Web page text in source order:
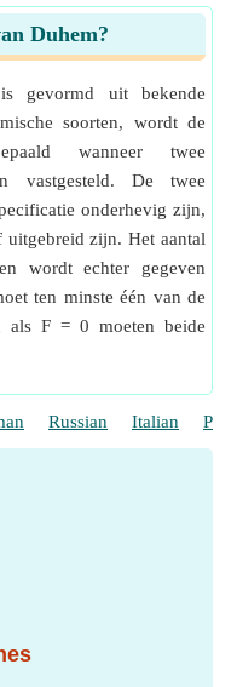
Duhem?
gevormd uit bekende
soorten, wordt de
wanneer twee
vastgesteld. De twee
onderhevig zijn,
zijn. Het aantal
wordt echter gegeven
ten minste één van de
als F = 0 moeten beide
Russian Italian